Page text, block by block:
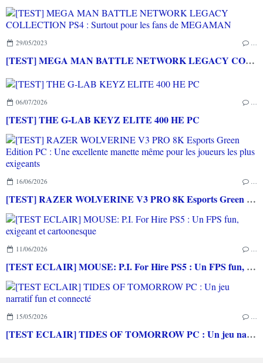
29/05/2023
[TEST] MEGA MAN BATTLE NETWORK LEGACY COLLECTION PS4 : Surtout pour les fans de MEGAMAN
06/07/2026
[TEST] THE G-LAB KEYZ ELITE 400 HE PC
16/06/2026
[TEST] RAZER WOLVERINE V3 PRO 8K Esports Green Edition PC : Une excellente manette même pour les joueurs les plus exigeants
11/06/2026
[TEST ECLAIR] MOUSE: P.I. For Hire PS5 : Un FPS fun, exigeant et cartoonesque
15/05/2026
[TEST ECLAIR] TIDES OF TOMORROW PC : Un jeu narratif fun et connecté